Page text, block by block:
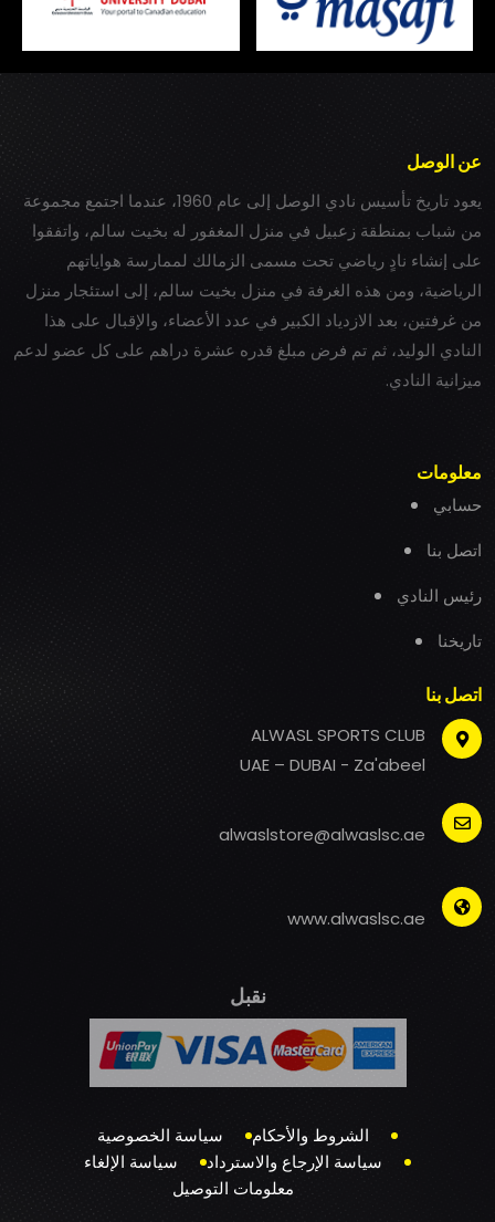
عن الوصل
يعود تاريخ تأسيس نادي الوصل إلى عام 1960، عندما اجتمع مجموعة
من شباب بمنطقة زعبيل في منزل المغفور له بخيت سالم، واتفقوا
على إنشاء نادٍ رياضي تحت مسمى الزمالك لممارسة هواياتهم
الرياضية، ومن هذه الغرفة في منزل بخيت سالم، إلى استئجار منزل
من غرفتين، بعد الازدياد الكبير في عدد الأعضاء، والإقبال على هذا
النادي الوليد، ثم تم فرض مبلغ قدره عشرة دراهم على كل عضو لدعم
ميزانية النادي.
معلومات
حسابي
اتصل بنا
رئيس النادي
تاريخنا
اتصل بنا
ALWASL SPORTS CLUB
UAE – DUBAI - Za'abeel
alwaslstore@alwaslsc.ae
www.alwaslsc.ae
نقبل
الشروط والأحكام
سياسة الخصوصية
سياسة الإرجاع والاسترداد
سياسة الإلغاء
معلومات التوصيل